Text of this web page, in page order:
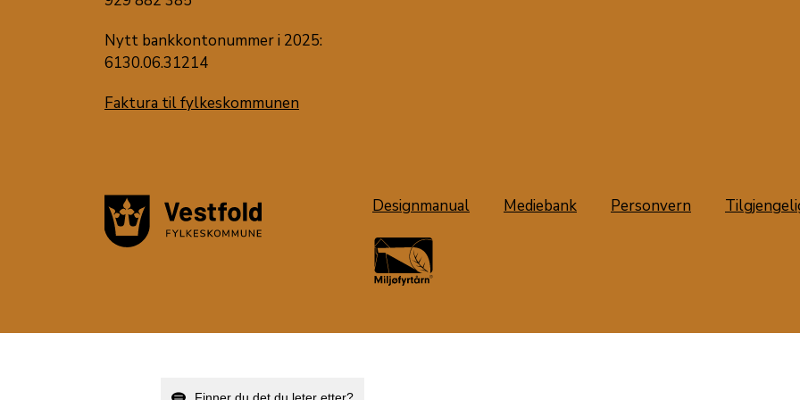
Nytt bankkontonummer i 2025:
6130.06.31214
Faktura til fylkeskommunen
Designmanual Mediebank Personvern